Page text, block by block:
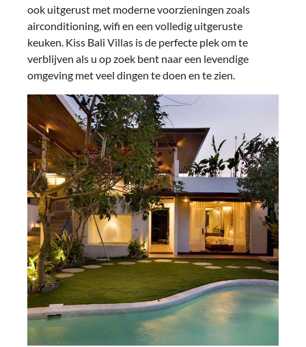
ook uitgerust met moderne voorzieningen zoals
airconditioning, wifi en een volledig uitgeruste
keuken. Kiss Bali Villas is de perfecte plek om te
verblijven als u op zoek bent naar een levendige
omgeving met veel dingen te doen en te zien.